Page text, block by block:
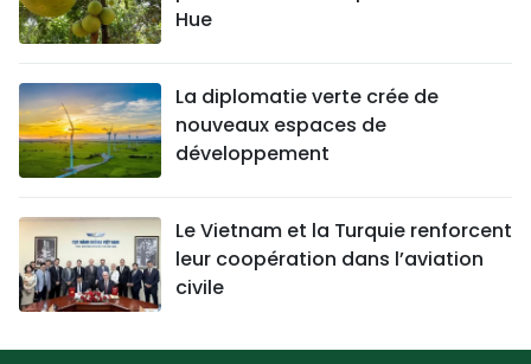
Hue
La diplomatie verte crée de
nouveaux espaces de
développement
Le Vietnam et la Turquie renforcent
leur coopération dans l’aviation
civile